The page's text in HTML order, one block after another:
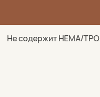
Не содержит HEMA/TPO